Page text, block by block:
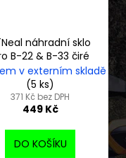
náhradní sklo
B-22 & B-33 čiré
v externím skladě
(5 ks)
371 Kč bez DPH
449 Kč
DO KOŠÍKU